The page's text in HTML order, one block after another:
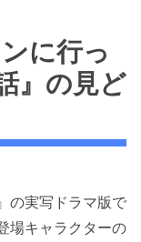
に行っ
』の見ど
の実写ドラマ版で
場キャラクターの